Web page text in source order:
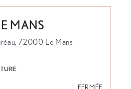
MANS
72000 Le Mans
FERMÉE